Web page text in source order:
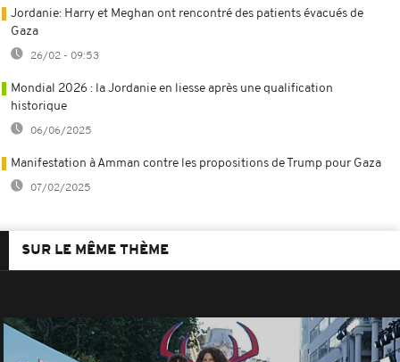
Jordanie: Harry et Meghan ont rencontré des patients évacués de
Gaza
26/02 - 09:53
Mondial 2026 : la Jordanie en liesse après une qualification
historique
06/06/2025
Manifestation à Amman contre les propositions de Trump pour Gaza
07/02/2025
SUR LE MÊME THÈME